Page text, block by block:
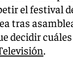
el festival
tras
decidir
Televisión.